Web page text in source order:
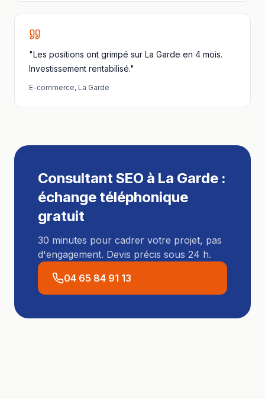
"Les positions ont grimpé sur La Garde en 4 mois.
Investissement rentabilisé."
E-commerce, La Garde
Consultant SEO à La Garde :
échange téléphonique
gratuit
30 minutes pour cadrer votre projet, pas
d'engagement. Devis précis sous 24 h.
04 65 84 91 13